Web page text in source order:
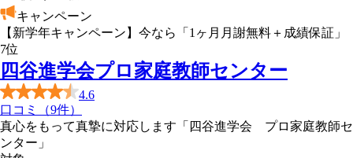
キャンペーン
【新学年キャンペーン】今なら「1ヶ月月謝無料＋成績保証」
7位
四谷進学会プロ家庭教師センター
4.6
口コミ（9件）
真心をもって真摯に対応します「四谷進学会 プロ家庭教師セ
ンター」